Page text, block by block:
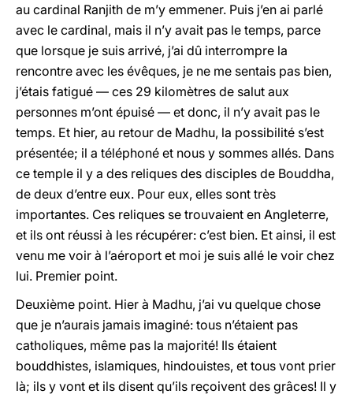
au cardinal Ranjith de m’y emmener. Puis j’en ai parlé
avec le cardinal, mais il n’y avait pas le temps, parce
que lorsque je suis arrivé, j’ai dû interrompre la
rencontre avec les évêques, je ne me sentais pas bien,
j’étais fatigué — ces 29 kilomètres de salut aux
personnes m’ont épuisé — et donc, il n’y avait pas le
temps. Et hier, au retour de Madhu, la possibilité s’est
présentée; il a téléphoné et nous y sommes allés. Dans
ce temple il y a des reliques des disciples de Bouddha,
de deux d’entre eux. Pour eux, elles sont très
importantes. Ces reliques se trouvaient en Angleterre,
et ils ont réussi à les récupérer: c’est bien. Et ainsi, il est
venu me voir à l’aéroport et moi je suis allé le voir chez
lui. Premier point.
Deuxième point. Hier à Madhu, j’ai vu quelque chose
que je n’aurais jamais imaginé: tous n’étaient pas
catholiques, même pas la majorité! Ils étaient
bouddhistes, islamiques, hindouistes, et tous vont prier
là; ils y vont et ils disent qu’ils reçoivent des grâces! Il y